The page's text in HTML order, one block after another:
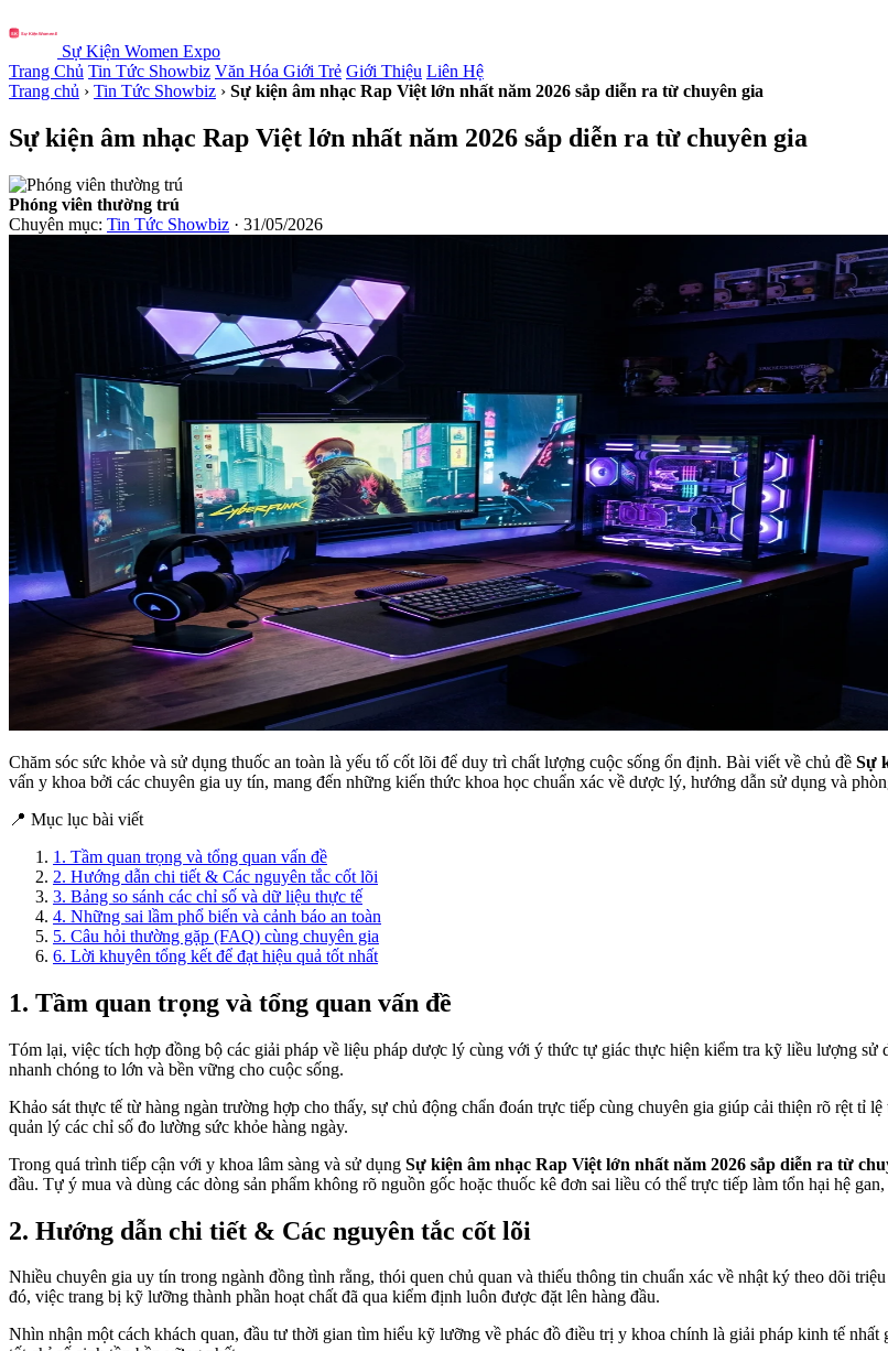
Sự Kiện Women Expo
Trang Chủ Tin Tức Showbiz Văn Hóa Giới Trẻ Giới Thiệu Liên Hệ
Trang chủ › Tin Tức Showbiz › Sự kiện âm nhạc Rap Việt lớn nhất năm 2026 sắp diễn ra từ chuyên gia
Sự kiện âm nhạc Rap Việt lớn nhất năm 2026 sắp diễn ra từ chuyên gia
Phóng viên thường trú
Chuyên mục: Tin Tức Showbiz · 31/05/2026
Chăm sóc sức khỏe và sử dụng thuốc an toàn là yếu tố cốt lõi để duy trì chất lượng cuộc sống ổn định. Bài viết về chủ đề Sự
vấn y khoa bởi các chuyên gia uy tín, mang đến những kiến thức khoa học chuẩn xác về dược lý, hướng dẫn sử dụng và
📍 Mục lục bài viết
1. Tầm quan trọng và tổng quan vấn đề
2. Hướng dẫn chi tiết & Các nguyên tắc cốt lõi
3. Bảng so sánh các chỉ số và dữ liệu thực tế
4. Những sai lầm phổ biến và cảnh báo an toàn
5. Câu hỏi thường gặp (FAQ) cùng chuyên gia
6. Lời khuyên tổng kết để đạt hiệu quả tốt nhất
1. Tầm quan trọng và tổng quan vấn đề
Tóm lại, việc tích hợp đồng bộ các giải pháp về liệu pháp dược lý cùng với ý thức tự giác thực hiện kiểm tra kỹ liều lượng sử
nhanh chóng to lớn và bền vững cho cuộc sống.
Khảo sát thực tế từ hàng ngàn trường hợp cho thấy, sự chủ động chẩn đoán trực tiếp cùng chuyên gia giúp cải thiện rõ rệt tỉ
quản lý các chỉ số đo lường sức khỏe hàng ngày.
Trong quá trình tiếp cận với y khoa lâm sàng và sử dụng Sự kiện âm nhạc Rap Việt lớn nhất năm 2026 sắp diễn ra từ
đầu. Tự ý mua và dùng các dòng sản phẩm không rõ nguồn gốc hoặc thuốc kê đơn sai liều có thể trực tiếp làm tổn hại hệ
2. Hướng dẫn chi tiết & Các nguyên tắc cốt lõi
Nhiều chuyên gia uy tín trong ngành đồng tình rằng, thói quen chủ quan và thiếu thông tin chuẩn xác về nhật ký theo dõi
đó, việc trang bị kỹ lưỡng thành phần hoạt chất đã qua kiểm định luôn được đặt lên hàng đầu.
Nhìn nhận một cách khách quan, đầu tư thời gian tìm hiểu kỹ lưỡng về phác đồ điều trị y khoa chính là giải pháp kinh tế